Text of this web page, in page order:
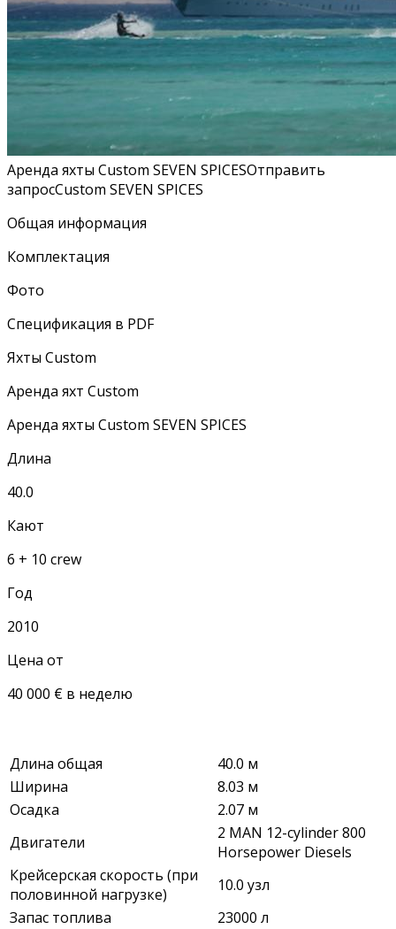
Аренда яхты Custom SEVEN SPICESОтправить
запросCustom SEVEN SPICES
Общая информация
Комплектация
Фото
Спецификация в PDF
Яхты Custom
Аренда яхт Custom
Аренда яхты Custom SEVEN SPICES
Длина
40.0
Кают
6 + 10 crew
Год
2010
Цена от
40 000 € в неделю
Длина общая
40.0 м
Ширина
8.03 м
Осадка
2.07 м
Двигатели
2 MAN 12-­cylinder 800
Horsepower Diesels
Крейсерская скорость (при
половинной нагрузке)
10.0 узл
Запас топлива
23000 л